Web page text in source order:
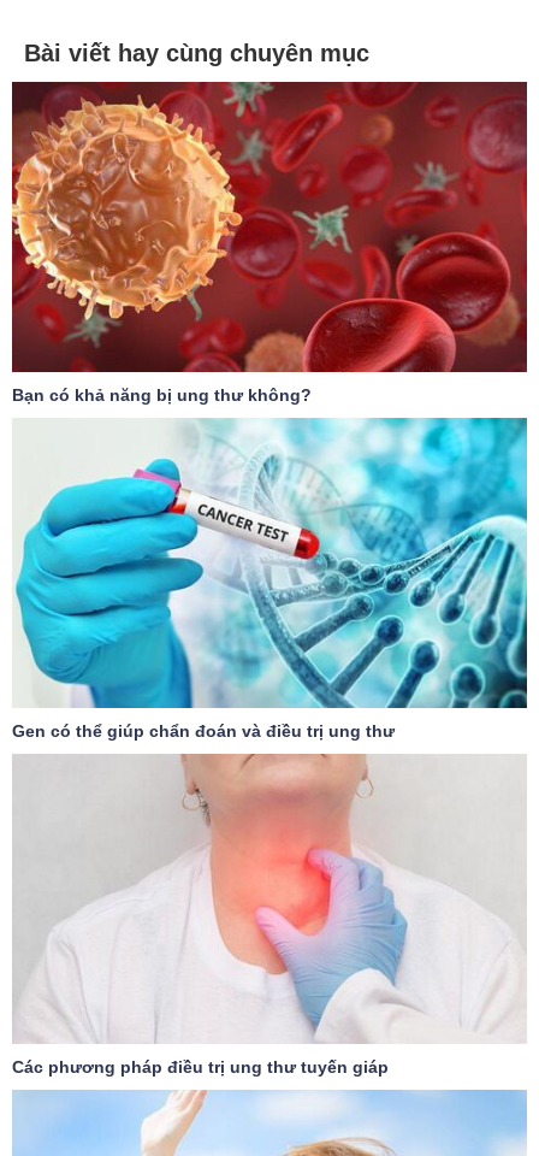
Bài viết hay cùng chuyên mục
Bạn có khả năng bị ung thư không?
Gen có thể giúp chẩn đoán và điều trị ung thư
Các phương pháp điều trị ung thư tuyến giáp